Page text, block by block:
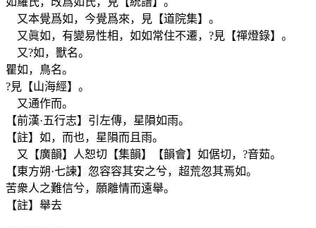
又本覺爲如，今覺爲來，見【道院集】。
又眞如，有變易性相，如如常住不遷，?見【禪燈錄】。
又?如，獸名。
瞿如，鳥名。
?見【山海經】。
又通作而。
【前漢·五行志】引左傳，星隕如雨。
【註】如，而也，星隕而且雨。
又【廣韻】人恕切【集韻】【韻會】如倨切，?音茹。
【東方朔·七諫】忽容容其安之兮，超荒忽其焉如。
苦衆人之難信兮，願離情而遠舉。
【註】舉去